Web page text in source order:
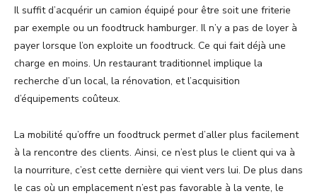
Il suffit d’acquérir un camion équipé pour être soit une friterie
par exemple ou un foodtruck hamburger. Il n’y a pas de loyer à
payer lorsque l’on exploite un foodtruck. Ce qui fait déjà une
charge en moins. Un restaurant traditionnel implique la
recherche d’un local, la rénovation, et l’acquisition
d’équipements coûteux.
La mobilité qu’offre un foodtruck permet d’aller plus facilement
à la rencontre des clients. Ainsi, ce n’est plus le client qui va à
la nourriture, c’est cette dernière qui vient vers lui. De plus dans
le cas où un emplacement n’est pas favorable à la vente, le